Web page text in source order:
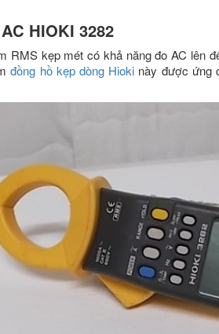
HIOKI 3282
RMS kẹp mét có khả năng đo AC lên
đồng hồ kẹp dòng Hioki này được ứng